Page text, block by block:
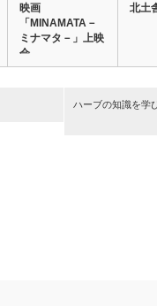
映画
「MINAMATA－
ミナマタ－」上映
会
北土
ハーブの知識を学